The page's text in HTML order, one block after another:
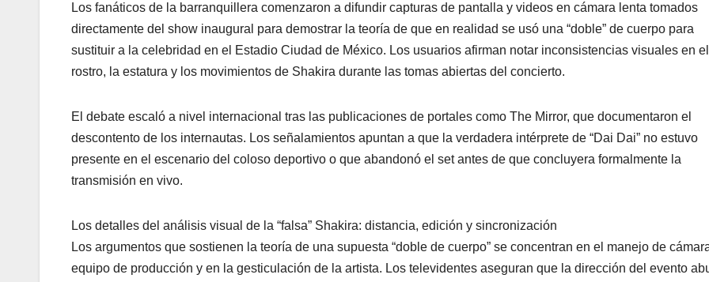
Los fanáticos de la barranquillera comenzaron a difundir capturas de pantalla y videos en cámara lenta tomados
directamente del show inaugural para demostrar la teoría de que en realidad se usó una “doble” de cuerpo para
sustituir a la celebridad en el Estadio Ciudad de México. Los usuarios afirman notar inconsistencias visuales en el
rostro, la estatura y los movimientos de Shakira durante las tomas abiertas del concierto.
El debate escaló a nivel internacional tras las publicaciones de portales como The Mirror, que documentaron el
descontento de los internautas. Los señalamientos apuntan a que la verdadera intérprete de “Dai Dai” no estuvo
presente en el escenario del coloso deportivo o que abandonó el set antes de que concluyera formalmente la
transmisión en vivo.
Los detalles del análisis visual de la “falsa” Shakira: distancia, edición y sincronización
Los argumentos que sostienen la teoría de una supuesta “doble de cuerpo” se concentran en el manejo de
equipo de producción y en la gesticulación de la artista. Los televidentes aseguran que la dirección del evento